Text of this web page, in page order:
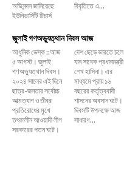
অভিনন্দন জানিয়েছে
ইউনিভার্সিটি টিচার্স
বিবৃতিতে এ...
জুলাই গণঅভ্যুত্থান দিবস আজ
আধুনিক ডেস্ক ::আজ
৫ আগস্ট। জুলাই
গণঅভ্যুত্থান দিবস।
২০২৪ সালের এই দিনে
ছাত্র-জনতার সর্বোচ্চ
আত্মত্যাগ ও তীব্র
প্রতিরোধের মুখে
তৎকালীন আওয়ামী লীগ
সরকারের পতন ঘটে।
দেশ ছেড়ে ভারতে চলে
যান সাবেক প্রধানমন্ত্রী
শেখ হাসিনা। এর
মাধ্যমে প্রায় ১৬
বছরের কর্তৃত্ববাদী
শাসনের অবসান ঘটে।
দিবসটি উপলক্ষে আজ
সাধারণ...